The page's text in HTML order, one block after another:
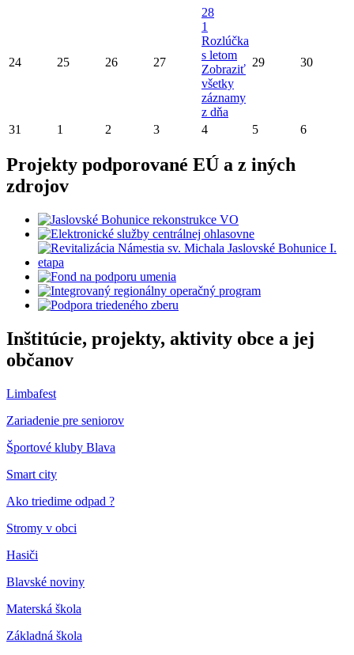
24 25 26 27
28
1
Rozlúčka
s letom
Zobraziť
všetky
záznamy
z dňa
29 30
31 1 2 3 4 5 6
Projekty podporované EÚ a z iných
zdrojov
Inštitúcie, projekty, aktivity obce a jej
občanov
Limbafest
Zariadenie pre seniorov
Športové kluby Blava
Smart city
Ako triedime odpad ?
Stromy v obci
Hasiči
Blavské noviny
Materská škola
Základná škola